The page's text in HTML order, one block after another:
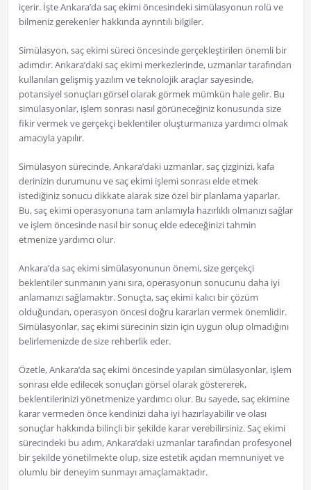
içerir. İşte Ankara’da saç ekimi öncesindeki simülasyonun rolü ve
bilmeniz gerekenler hakkında ayrıntılı bilgiler.
Simülasyon, saç ekimi süreci öncesinde gerçekleştirilen önemli bir
adımdır. Ankara’daki saç ekimi merkezlerinde, uzmanlar tarafından
kullanılan gelişmiş yazılım ve teknolojik araçlar sayesinde,
potansiyel sonuçları görsel olarak görmek mümkün hale gelir. Bu
simülasyonlar, işlem sonrası nasıl görüneceğiniz konusunda size
fikir vermek ve gerçekçi beklentiler oluşturmanıza yardımcı olmak
amacıyla yapılır.
Simülasyon sürecinde, Ankara’daki uzmanlar, saç çizginizi, kafa
derinizin durumunu ve saç ekimi işlemi sonrası elde etmek
istediğiniz sonucu dikkate alarak size özel bir planlama yaparlar.
Bu, saç ekimi operasyonuna tam anlamıyla hazırlıklı olmanızı sağlar
ve işlem öncesinde nasıl bir sonuç elde edeceğinizi tahmin
etmenize yardımcı olur.
Ankara’da saç ekimi simülasyonunun önemi, size gerçekçi
beklentiler sunmanın yanı sıra, operasyonun sonucunu daha iyi
anlamanızı sağlamaktır. Sonuçta, saç ekimi kalıcı bir çözüm
olduğundan, operasyon öncesi doğru kararları vermek önemlidir.
Simülasyonlar, saç ekimi sürecinin sizin için uygun olup olmadığını
belirlemenizde de size rehberlik eder.
Özetle, Ankara’da saç ekimi öncesinde yapılan simülasyonlar, işlem
sonrası elde edilecek sonuçları görsel olarak göstererek,
beklentilerinizi yönetmenize yardımcı olur. Bu sayede, saç ekimine
karar vermeden önce kendinizi daha iyi hazırlayabilir ve olası
sonuçlar hakkında bilinçli bir şekilde karar verebilirsiniz. Saç ekimi
sürecindeki bu adım, Ankara’daki uzmanlar tarafından profesyonel
bir şekilde yönetilmekte olup, size estetik açıdan memnuniyet ve
olumlu bir deneyim sunmayı amaçlamaktadır.